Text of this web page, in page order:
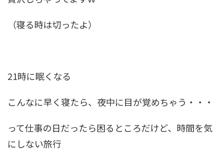
（寝る時は切ったよ）
21時に眠くなる
こんなに早く寝たら、夜中に目が覚めちゃう・・・
って仕事の日だったら困るところだけど、時間を気
にしない旅行